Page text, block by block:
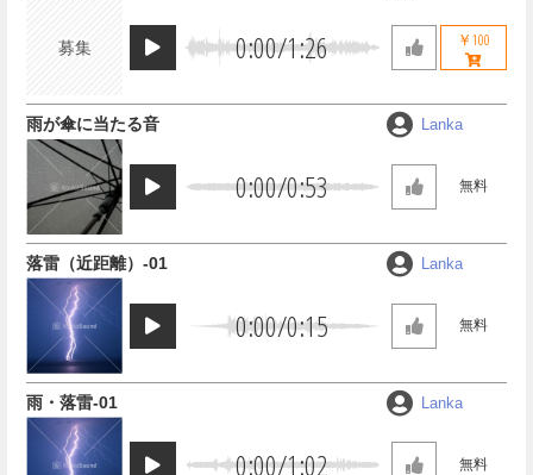
募集 0:00/1:26 ￥100
0:00/0:53
雨が傘に当たる音 Lanka
無料
0:00/0:15
落雷（近距離）-01 Lanka
無料
0:00/1:02
雨・落雷-01 Lanka
無料